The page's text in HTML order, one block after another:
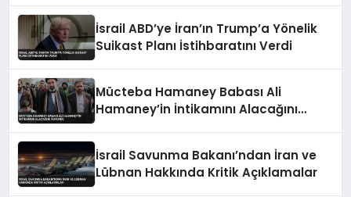
İsrail ABD’ye İran’ın Trump’a Yönelik
Suikast Planı İstihbaratını Verdi
Mücteba Hamaney Babası Ali
Hamaney’in İntikamını Alacağını
İsrail Savunma Bakanı’ndan İran ve
Lübnan Hakkında Kritik Açıklamalar